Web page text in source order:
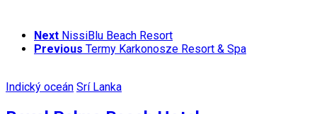
Next NissiBlu Beach Resort
Previous Termy Karkonosze Resort & Spa
Indický oceán Srí Lanka